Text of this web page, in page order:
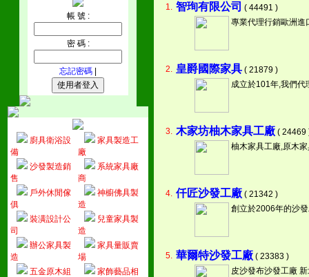
帳 號 :
密 碼 :
忘記密碼
廚具衛浴設
備
家具製造工
廠
沙發製造銷
售
系統家具廠
商
戶外休閒傢
俱
神櫥佛具製
造
裝潢設計公
司
兒童家具製
造
辦公家具製
造
家具量販賣
場
五金原木組
家飾藝品相
1. 智珣有限公司 ( 44491 )
專業代理行銷歐洲進
2. 皇爵國際家具 ( 21879 )
成立於101年,我們代
3. 木家坊柚木家具工廠 ( 24469
柚木家具工廠,原木
4. 仟匠沙發工廠 ( 21342 )
創立於2006年的沙
5. 華爾特沙發工廠 ( 23383 )
皮沙發布沙發工廠